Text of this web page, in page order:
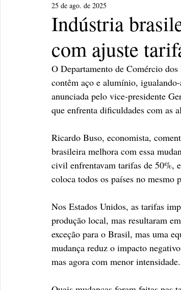
Indústria
com ajuste
25 de ago. de 2025
O Departamento de Comércio
contêm aço e alumínio,
anunciada pelo vice-presidente
que enfrenta dificuldades com as
Ricardo Buso, economista,
brasileira melhora com essa
civil enfrentavam tarifas de 50%,
coloca todos os países no mesmo
Nos Estados Unidos, as tarifas
produção local, mas resultaram
exceção para o Brasil, mas uma
mudança reduz o impacto
mas agora com menor intensidade.